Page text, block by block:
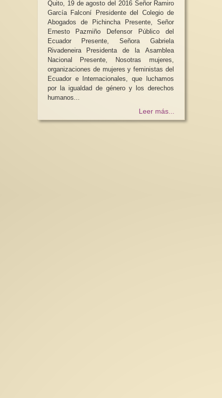
Quito, 19 de agosto del 2016 Señor Ramiro
García Falconí Presidente del Colegio de
Abogados de Pichincha Presente, Señor
Ernesto Pazmiño Defensor Público del
Ecuador Presente, Señora Gabriela
Rivadeneira Presidenta de la Asamblea
Nacional Presente, Nosotras mujeres,
organizaciones de mujeres y feministas del
Ecuador e Internacionales, que luchamos
por la igualdad de género y los derechos
humanos...
Leer más...